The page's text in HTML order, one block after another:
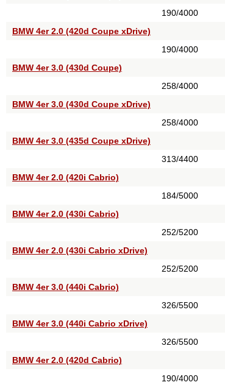
190/4000
BMW 4er 2.0 (420d Coupe xDrive)
190/4000
BMW 4er 3.0 (430d Coupe)
258/4000
BMW 4er 3.0 (430d Coupe xDrive)
258/4000
BMW 4er 3.0 (435d Coupe xDrive)
313/4400
BMW 4er 2.0 (420i Cabrio)
184/5000
BMW 4er 2.0 (430i Cabrio)
252/5200
BMW 4er 2.0 (430i Cabrio xDrive)
252/5200
BMW 4er 3.0 (440i Cabrio)
326/5500
BMW 4er 3.0 (440i Cabrio xDrive)
326/5500
BMW 4er 2.0 (420d Cabrio)
190/4000